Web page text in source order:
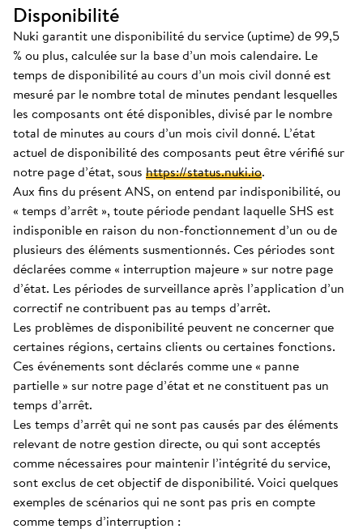
Disponibilité
Nuki garantit une disponibilité du service (uptime) de 99,5
% ou plus, calculée sur la base d’un mois calendaire. Le
temps de disponibilité au cours d’un mois civil donné est
mesuré par le nombre total de minutes pendant lesquelles
les composants ont été disponibles, divisé par le nombre
total de minutes au cours d’un mois civil donné. L’état
actuel de disponibilité des composants peut être vérifié sur
notre page d’état, sous https://status.nuki.io.
Aux fins du présent ANS, on entend par indisponibilité, ou
« temps d’arrêt », toute période pendant laquelle SHS est
indisponible en raison du non-fonctionnement d’un ou de
plusieurs des éléments susmentionnés. Ces périodes sont
déclarées comme « interruption majeure » sur notre page
d’état. Les périodes de surveillance après l’application d’un
correctif ne contribuent pas au temps d’arrêt.
Les problèmes de disponibilité peuvent ne concerner que
certaines régions, certains clients ou certaines fonctions.
Ces événements sont déclarés comme une « panne
partielle » sur notre page d’état et ne constituent pas un
temps d’arrêt.
Les temps d’arrêt qui ne sont pas causés par des éléments
relevant de notre gestion directe, ou qui sont acceptés
comme nécessaires pour maintenir l’intégrité du service,
sont exclus de cet objectif de disponibilité. Voici quelques
exemples de scénarios qui ne sont pas pris en compte
comme temps d’interruption :